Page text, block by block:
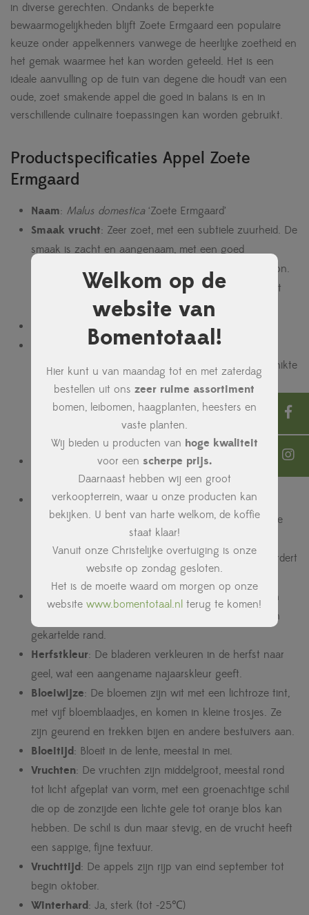
Welkom op de
website van
Bomentotaal!
Hier kunt u van maandag tot en met zaterdag
bestellen uit onszeer ruime assortiment
bomen, leibomen, haagplanten, heesters en
vaste planten.
Wij bieden u producten van hoge kwaliteit
voor een scherpe prijs.
Daarnaast hebben wij een groot
verkoopterrein, waar u onze producten kan
bekijken. U bent van harte welkom, de koffie
staat klaar!
Vanuit onze Christelijke overtuiging is onze
website op zondag gesloten.
Het is de moeite waard om morgen op onze
websitewww.bomentotaal.nl terug te komen!
in diverse gerechten. Ondanks de beperkte
bewaarmogelijkheden blijft Zoete Ermgaard een populaire
keuze onder appelkenners vanwege de heerlijke zoetheid en
het gemak waarmee het kan worden geteeld. Het is een
ideale aanvulling op de tuin van degene die houdt van een
oude, zoet smakende appel die goed in balans is en in
verschillende culinaire toepassingen kan worden gebruikt.
Productspecificaties Appel Zoete
Ermgaard
Naam: Malus domestica‘Zoete Ermgaard’
Smaak vrucht: Zeer zoet, met een subtiele zuurheid. De
smaak is zacht en aangenaam, met een goed
gebalanceerde zoetheid en een lichte frisse ondertoon.
De vrucht is sappig en heeft een zachte textuur, wat
het ideaal maakt voor direct eten en verwerking.
: Eind september tot begin oktober.
Zelfbestuivend: Nee, de Zoete Ermgaard
andere appelsoort nodig voor kruisbestuiving. Geschikte
bestuivers zijn Ecolette, Elstar, Ontario, Rode
Dijkmanszoet, Sweet Caroline, Winston, Zoete Oranje,
Santana, Topaz, Pilot, Fuji Kiku 8, Sampion, Elise en de
Karmijn de Sonnaville.
Volwassen hoogte: Tussen de 3 en 4 meter, afhankelijk
van de onderstam en de groeiomstandigheden.
Kroonvorm: De kroon heeft een open, bossige
structuur, die zorgt voor een goede belichting van de
takken en de vruchten. De boom heeft een matige
spreiding van de takken, wat de luchtcirculatie bevordert
en het risico op schimmelziekten vermindert.
: Het blad is middelgroen, ovaal tot elliptisch van
vorm, met een licht glanzende bovenkant en een fijn
gekartelde rand.
Herfstkleur: De bladeren verkleuren in de herfst naar
geel, wat een aangename najaarskleur geeft.
Bloeiwijze: De bloemen zijn wit met een lichtroze tint,
met vijf bloemblaadjes, en komen in kleine trosjes. Ze
zijn geurend en trekken bijen en andere bestuivers aan.
Bloeitijd: Bloeit in de lente, meestal in mei.
Vruchten: De vruchten zijn middelgroot, meestal rond
tot licht afgeplat van vorm, met een groenachtige schil
die op de zonzijde een lichte gele tot oranje blos kan
hebben. De schil is dun maar stevig, en de vrucht heeft
een sappige, fijne textuur.
Vruchttijd: De appels zijn rijp van eind september tot
begin oktober.
Winterhard: Ja, sterk (tot -25℃)